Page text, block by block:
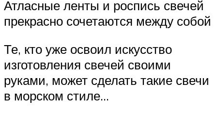
Атласные ленты и роспись свечей
прекрасно сочетаются между собой
Те, кто уже освоил искусство
изготовления свечей своими
руками, может сделать такие свечи
в морском стиле…